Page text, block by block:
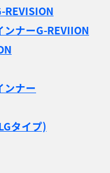
REVISION
ナーG-REVIION
ンナー
タイプ)